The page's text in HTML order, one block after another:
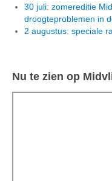
30 juli: zomereditie
droogteproblemen in
2 augustus: speciale
Nu te zien op